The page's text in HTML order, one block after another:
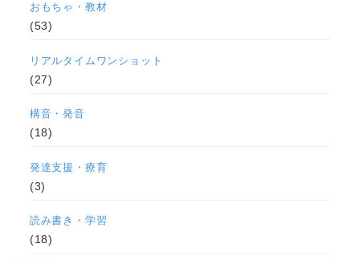
おもちゃ・教材
(53)
リアルタイムワンショット
(27)
構音・発音
(18)
発達支援・療育
(3)
読み書き・学習
(18)